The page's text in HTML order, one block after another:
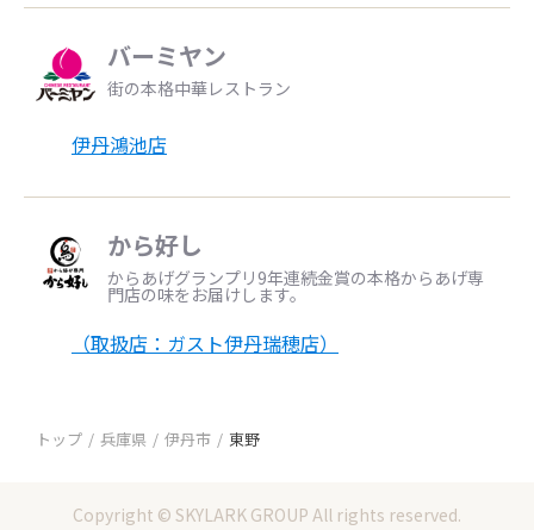
バーミヤン
街の本格中華レストラン
伊丹鴻池店
から好し
からあげグランプリ9年連続金賞の本格からあげ専
門店の味をお届けします。
（取扱店：ガスト伊丹瑞穂店）
トップ 兵庫県 伊丹市 東野
Copyright © SKYLARK GROUP All rights reserved.